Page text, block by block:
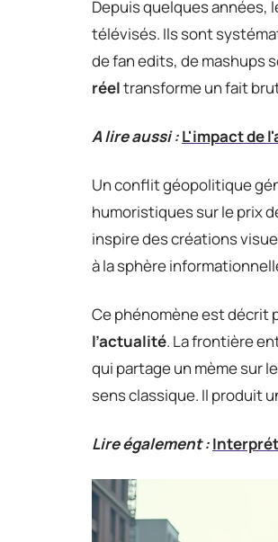
Depuis quelques années,
télévisés. Ils sont
de fan edits, de mashups
réeltransforme un fait
A lire aussi :L'impact de
Un conflit géopolitique
humoristiques sur le prix
inspire des créations
à la sphère
Ce phénomène est décrit
l’actualité. La frontière
qui partage un mème sur
sens classique. Il produit
Lire également :